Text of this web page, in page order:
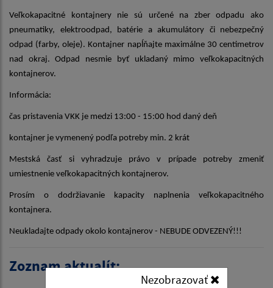
Veľkokapacitné kontajnery nie sú určené na zber odpadu ako
pneumatiky, elektroodpad, batérie a akumulátory či nebezpečný
odpad (farby, oleje). Kontajner napĺňajte maximálne 30 centimetrov
nad okraj. Odpad nesmie byť ukladaný mimo veľkokapacitných
kontajnerov.
Informácia:
čas pristavenia VKK je medzi 13:00 - 15:00 hod daný deň
kontajner je vymenený podľa potreby min. 2 krát
Mestská časť si vyhradzuje právo v prípade potreby zmeniť
umiestnenie veľkokapacitných kontajnerov.
Prosím o dodržiavanie kapacity naplnenia veľkokapacitného
kontajnera.
Neukladajte odpady okolo kontajnerov - NEBUDE ODVEZENÝ!!!
Zoznam aktualít:
Nezobrazovať